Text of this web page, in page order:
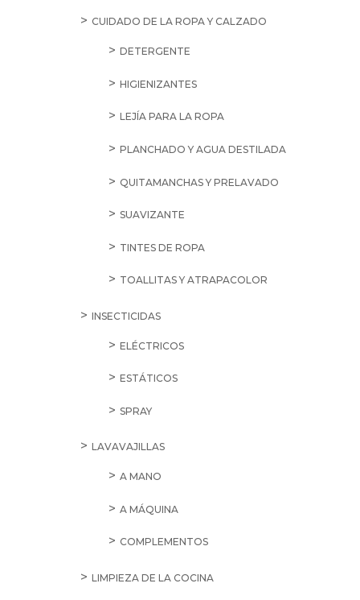
CUIDADO DE LA ROPA Y CALZADO
DETERGENTE
HIGIENIZANTES
LEJÍA PARA LA ROPA
PLANCHADO Y AGUA DESTILADA
QUITAMANCHAS Y PRELAVADO
SUAVIZANTE
TINTES DE ROPA
TOALLITAS Y ATRAPACOLOR
INSECTICIDAS
ELÉCTRICOS
ESTÁTICOS
SPRAY
LAVAVAJILLAS
A MANO
A MÁQUINA
COMPLEMENTOS
LIMPIEZA DE LA COCINA